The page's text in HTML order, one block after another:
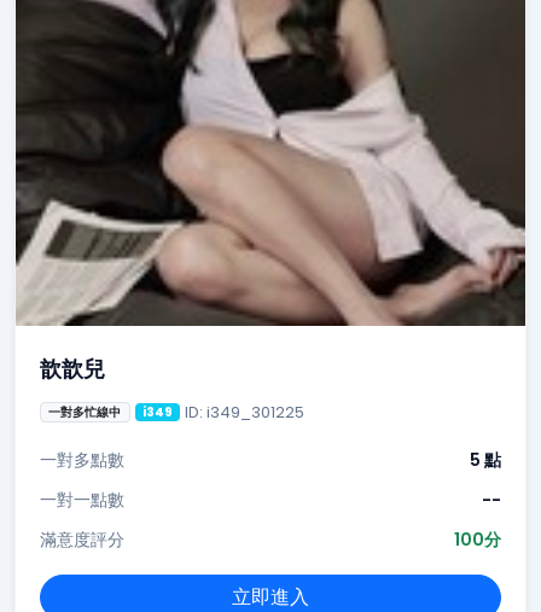
歆歆兒
一對多忙線中 i349 ID: i349_301225
一對多點數
5 點
一對一點數
--
滿意度評分
100分
立即進入